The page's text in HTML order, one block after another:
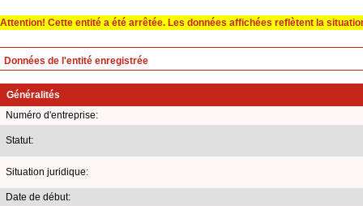
Attention! Cette entité a été arrêtée. Les données affichées reflètent la
Données de l'entité enregistrée
Généralités
Numéro d'entreprise:
Statut:
Situation juridique:
Date de début: